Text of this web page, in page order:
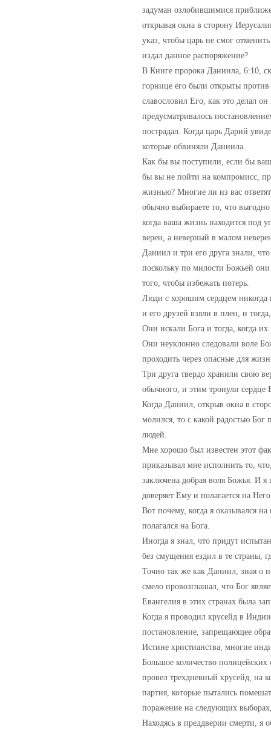
задуман озлобившимися
открывая окна в сторону
указ, чтобы царь не смог
издал данное распоряжение?
В Книге пророка Даниила, 6:10,
горнице его были открыты
славословил Его, как это делал
предусматривалось
пострадал. Когда царь Дарий
которые обвиняли Даниила.
Как бы вы поступили, если бы
бы вы не пойти на компромисс,
жизнью? Многие ли из вас
обычно выбираете то, что
когда ваша жизнь находится под
верен, а неверный в малом
Даниил и три его друга знали,
поскольку по милости Божьей они
того, чтобы избежать потерь.
Люди с хорошим сердцем никогда
и его друзей взяли в плен, и
Они искали Бога и тогда, когда
Они неуклонно следовали воле
проходить через опасные для
Три друга твердо хранили свою
обычного, и этим тронули сердце
Когда Даниил, открыв окна в
молился, то с какой радостью Бог
людей.
Мне хорошо был известен этот
приказывал мне исполнить то,
заключена добрая воля Божья. И
доверяет Ему и полагается на
Вот почему, когда я оказывался
полагался на Бога.
Иногда я знал, что придут
без смущения ездил в те страны,
Точно так же как Даниил, зная о
смело провозглашал, что Бог
Евангелия в этих странах была
Когда я проводил крусейд в
постановление, запрещающее
Истине христианства, многие
Большое количество полицейских
провел трехдневный крусейд, на
партия, которые пытались
поражение на следующих
Находясь в преддверии смерти, я